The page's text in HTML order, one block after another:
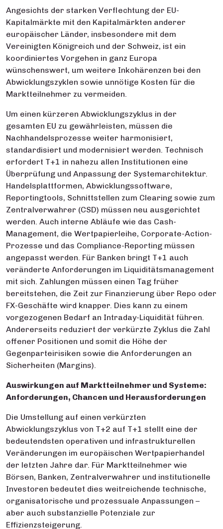
Angesichts der starken Verflechtung der EU-
Kapitalmärkte mit den Kapitalmärkten anderer
europäischer Länder, insbesondere mit dem
Vereinigten Königreich und der Schweiz, ist ein
koordiniertes Vorgehen in ganz Europa
wünschenswert, um weitere Inkohärenzen bei den
Abwicklungszyklen sowie unnötige Kosten für die
Marktteilnehmer zu vermeiden.
Um einen kürzeren Abwicklungszyklus in der
gesamten EU zu gewährleisten, müssen die
Nachhandelsprozesse weiter harmonisiert,
standardisiert und modernisiert werden. Technisch
erfordert T+1 in nahezu allen Institutionen eine
Überprüfung und Anpassung der Systemarchitektur.
Handelsplattformen, Abwicklungssoftware,
Reportingtools, Schnittstellen zum Clearing sowie zum
Zentralverwahrer (CSD) müssen neu ausgerichtet
werden. Auch interne Abläufe wie das Cash-
Management, die Wertpapierleihe, Corporate-Action-
Prozesse und das Compliance-Reporting müssen
angepasst werden. Für Banken bringt T+1 auch
veränderte Anforderungen im Liquiditätsmanagement
mit sich. Zahlungen müssen einen Tag früher
bereitstehen, die Zeit zur Finanzierung über Repo oder
FX-Geschäfte wird knapper. Dies kann zu einem
vorgezogenen Bedarf an Intraday-Liquidität führen.
Andererseits reduziert der verkürzte Zyklus die Zahl
offener Positionen und somit die Höhe der
Gegenparteirisiken sowie die Anforderungen an
Sicherheiten (Margins).
Auswirkungen auf Marktteilnehmer und Systeme:
Anforderungen, Chancen und Herausforderungen
Die Umstellung auf einen verkürzten
Abwicklungszyklus von T+2 auf T+1 stellt eine der
bedeutendsten operativen und infrastrukturellen
Veränderungen im europäischen Wertpapierhandel
der letzten Jahre dar. Für Marktteilnehmer wie
Börsen, Banken, Zentralverwahrer und institutionelle
Investoren bedeutet dies weitreichende technische,
organisatorische und prozessuale Anpassungen –
aber auch substanzielle Potenziale zur
Effizienzsteigerung.